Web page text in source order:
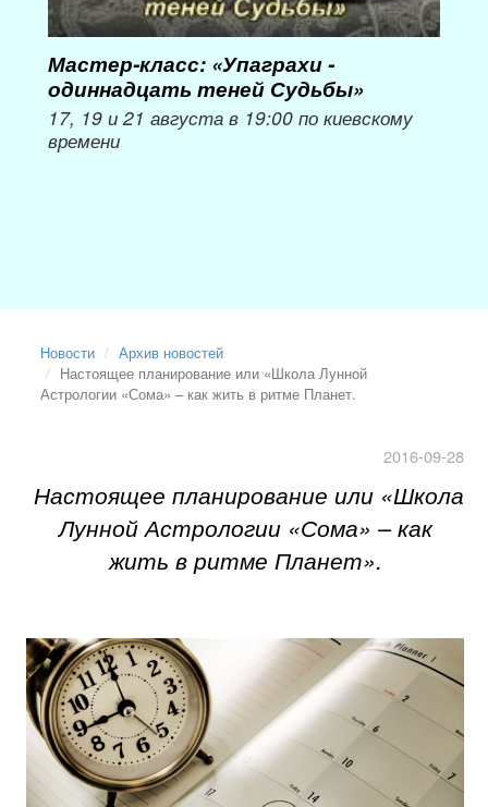
Мастер-класс: «Упаграхи -
одиннадцать теней Судьбы»
17, 19 и 21 августа в 19:00 по киевскому
времени
Новости
Архив новостей
Настоящее планирование или «Школа Лунной
Астрологии «Сома» – как жить в ритме Планет.
2016-09-28
Настоящее планирование или «Школа
Лунной Астрологии «Сома» – как
жить в ритме Планет».